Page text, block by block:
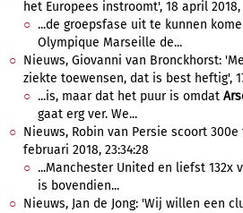
het Europees instroomt', 18 april 2018,
...de groepsfase uit te kunnen
Olympique Marseille de...
Nieuws, Giovanni van Bronckhorst:
ziekte toewensen, dat is best heftig',
...is, maar dat het puur is omdat
gaat erg ver. We...
Nieuws, Robin van Persie scoort
februari 2018, 23:34:28
...Manchester United en liefst 132x
is bovendien...
Nieuws, Jan de Jong: 'Wij willen een